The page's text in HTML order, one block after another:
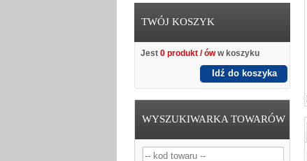
TWÓJ KOSZYK
Jest 0 produkt / óww koszyku
Idź do koszyka
WYSZUKIWARKA TOWARÓW